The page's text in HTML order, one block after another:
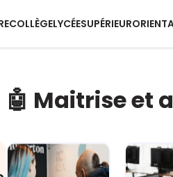
COLLÈGELYCÉESUPÉRIEUR
🤖 Maitrise et